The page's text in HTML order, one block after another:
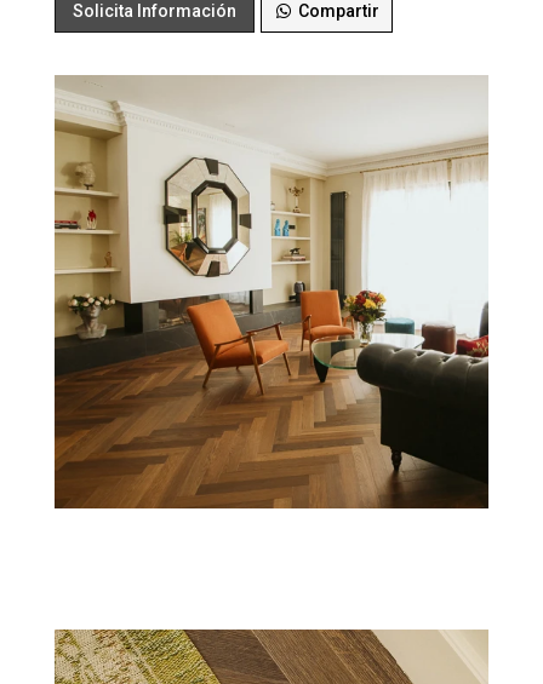
Solicita Información Compartir